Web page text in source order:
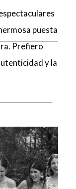
puesta
Prefiero
y la
alguien
reales y
trabajar juntos